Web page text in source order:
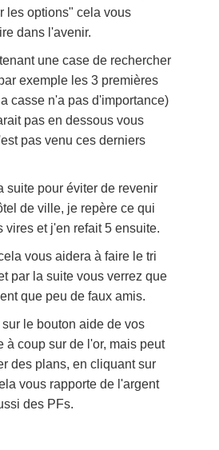
les options" cela vous
dans l'avenir.
une case de rechercher
exemple les 3 premières
casse n'a pas d'importance)
pas en dessous vous
pas venu ces derniers
suite pour éviter de revenir
de ville, je repère ce qui
vires et j'en refait 5 ensuite.
vous aidera à faire le tri
par la suite vous verrez que
que peu de faux amis.
le bouton aide de vos
à coup sur de l'or, mais peut
des plans, en cliquant sur
vous rapporte de l'argent
des PFs.